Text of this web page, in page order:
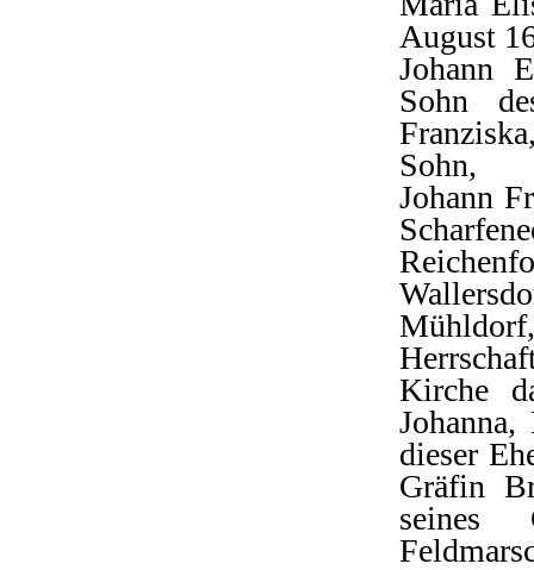
August
Johann
Sohn
Sohn,
Johann
Kirche
dieser
Gräfin
seines